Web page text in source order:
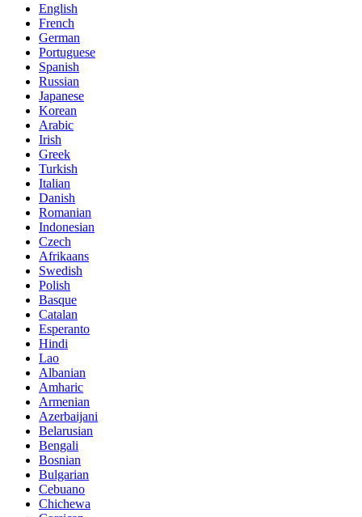
English
French
German
Portuguese
Spanish
Russian
Japanese
Korean
Arabic
Irish
Greek
Turkish
Italian
Danish
Romanian
Indonesian
Czech
Afrikaans
Swedish
Polish
Basque
Catalan
Esperanto
Hindi
Lao
Albanian
Amharic
Armenian
Azerbaijani
Belarusian
Bengali
Bosnian
Bulgarian
Cebuano
Chichewa